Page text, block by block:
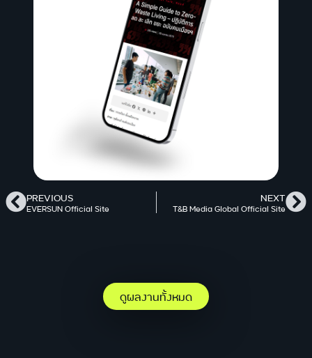
PREVIOUS
EVERSUN Official Site
NEXT
T&B Media Global Official Site
ดูผลงานทั้งหมด